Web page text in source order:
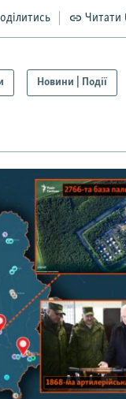
Читати
Новини | Події